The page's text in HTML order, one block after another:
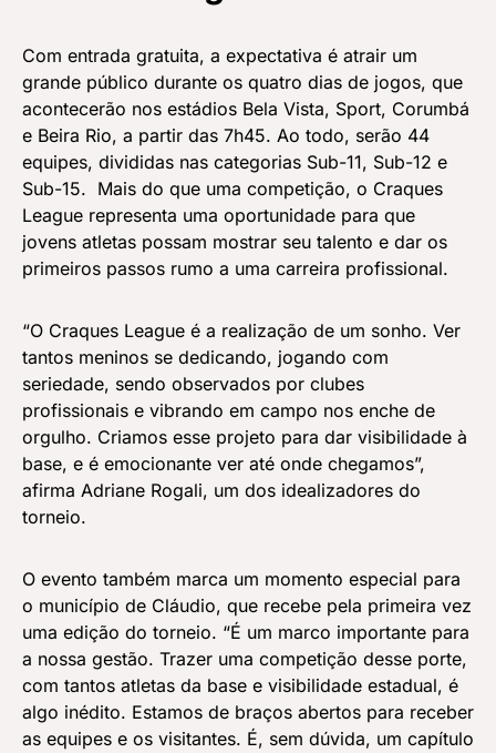
Com entrada gratuita, a expectativa é atrair um
grande público durante os quatro dias de jogos, que
acontecerão nos estádios Bela Vista, Sport, Corumbá
e Beira Rio, a partir das 7h45. Ao todo, serão 44
equipes, divididas nas categorias Sub-11, Sub-12 e
Sub-15. Mais do que uma competição, o Craques
League representa uma oportunidade para que
jovens atletas possam mostrar seu talento e dar os
primeiros passos rumo a uma carreira profissional.
“O Craques League é a realização de um sonho. Ver
tantos meninos se dedicando, jogando com
seriedade, sendo observados por clubes
profissionais e vibrando em campo nos enche de
orgulho. Criamos esse projeto para dar visibilidade à
base, e é emocionante ver até onde chegamos”,
afirma Adriane Rogali, um dos idealizadores do
torneio.
O evento também marca um momento especial para
o município de Cláudio, que recebe pela primeira vez
uma edição do torneio. “É um marco importante para
a nossa gestão. Trazer uma competição desse porte,
com tantos atletas da base e visibilidade estadual, é
algo inédito. Estamos de braços abertos para receber
as equipes e os visitantes. É, sem dúvida, um capítulo